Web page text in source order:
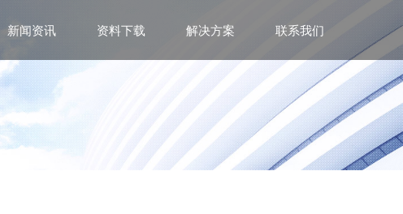
新闻资讯 资料下载 解决方案 联系我们